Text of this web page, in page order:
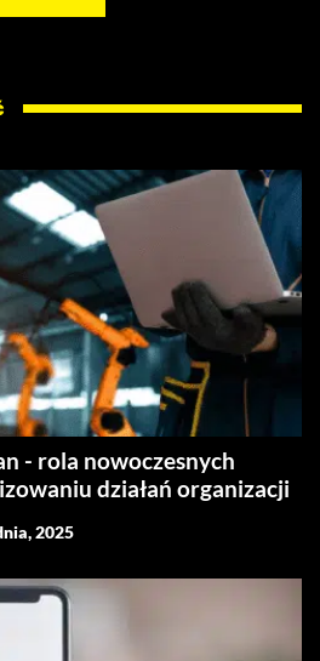
- rola nowoczesnych
działań organizacji
2025